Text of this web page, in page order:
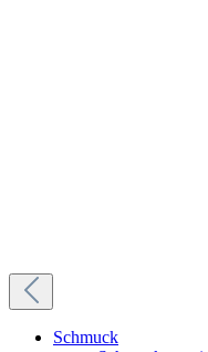
Schmuck